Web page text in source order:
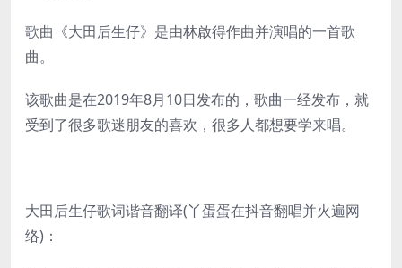
歌曲《大田后生仔》是由林啟得作曲并演唱的一首歌
曲。
该歌曲是在2019年8月10日发布的，歌曲一经发布，就
受到了很多歌迷朋友的喜欢，很多人都想要学来唱。
大田后生仔歌词谐音翻译(丫蛋蛋在抖音翻唱并火遍网
络)：